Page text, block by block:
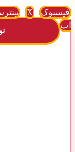
فیسبوک X
اپ